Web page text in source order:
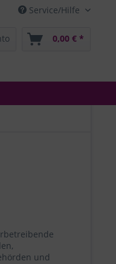
Service/Hilfe
0,00 € *
und